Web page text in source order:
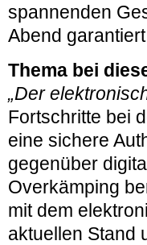
spannenden
Abend
Thema bei
„Der
Fortschritte bei
eine sichere
gegenüber
Overkämping
mit dem
aktuellen Stand